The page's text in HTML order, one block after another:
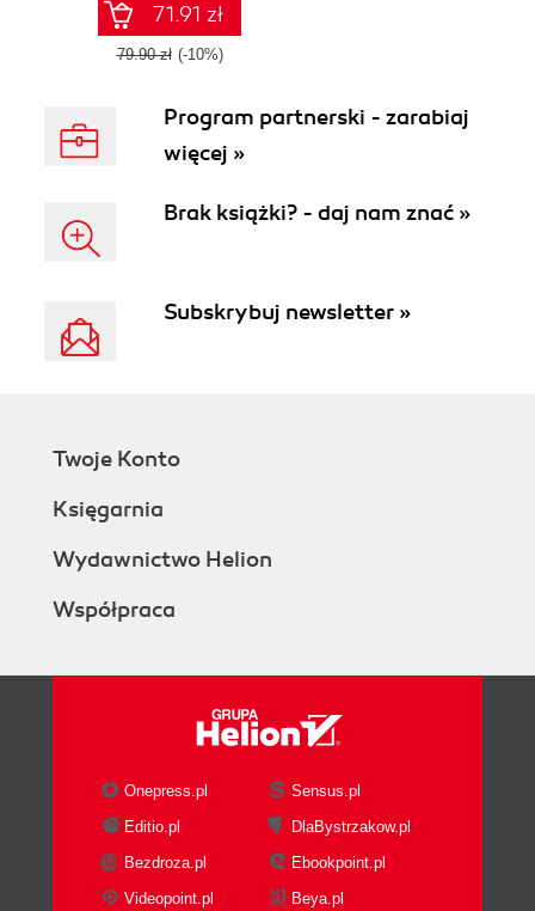
71.91 zł
79.90 zł (-10%)
Program partnerski - zarabiaj
więcej »
Brak książki? - daj nam znać »
Subskrybuj newsletter »
Twoje Konto
Księgarnia
Wydawnictwo Helion
Współpraca
Onepress.pl
Sensus.pl
Editio.pl
DlaBystrzakow.pl
Bezdroza.pl
Ebookpoint.pl
Videopoint.pl
Beya.pl